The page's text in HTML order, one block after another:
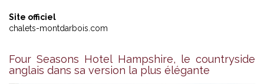
Site officiel
chalets-montdarbois.com
Four Seasons Hotel Hampshire, le countryside
anglais dans sa version la plus élégante